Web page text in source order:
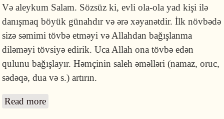
Və aleykum Salam. Sözsüz ki, evli ola-ola yad kişi ilə
danışmaq böyük günahdır və ərə xəyanətdir. İlk növbədə
sizə səmimi tövbə etməyi və Allahdan bağışlanma
diləməyi tövsiyə edirik. Uca Allah ona tövbə edən
qulunu bağışlayır. Həmçinin saleh əməlləri (namaz, oruc,
sədəqə, dua və s.) artırın.
Read more